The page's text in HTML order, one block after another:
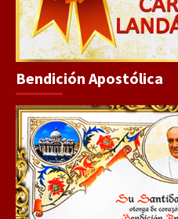
Bendición Apostólica